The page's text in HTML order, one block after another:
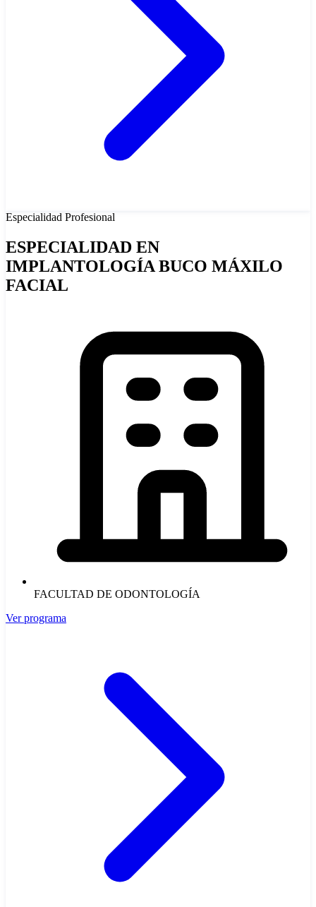
Especialidad Profesional
ESPECIALIDAD EN
IMPLANTOLOGÍA BUCO MÁXILO
FACIAL
FACULTAD DE ODONTOLOGÍA
Ver programa